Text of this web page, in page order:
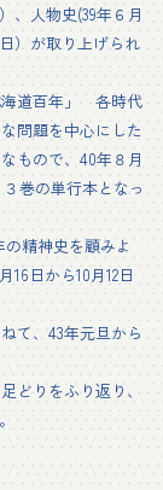
、人物史(39年６月
日）が取り上げられ
海道百年」 各時代
問題を中心にした
もので、40年８月
巻の単行本となっ
精神史を顧みよ
16日から10月12日
て、43年元旦から
どりをふり返り、